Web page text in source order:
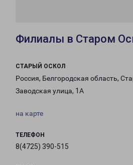
Филиалы в Старом
СТАРЫЙ ОСКОЛ
Россия, Белгородская область,
Заводская улица, 1А
на карте
ТЕЛЕФОН
8(4725) 390-515